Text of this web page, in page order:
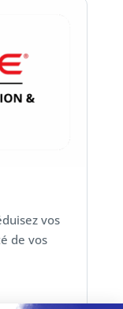
vos
de vos